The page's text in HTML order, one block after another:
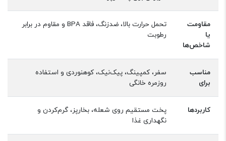
مقاومت
یا
شاخص‌ها
تحمل حرارت بالا، ضدزنگ، فاقد BPA و مقاوم در برابر
رطوبت
مناسب
برای
سفر، کمپینگ، پیک‌نیک، کوهنوردی و استفاده
روزمره خانگی
کاربردها
پخت مستقیم روی شعله، بخارپز، گرم‌کردن و
نگهداری غذا